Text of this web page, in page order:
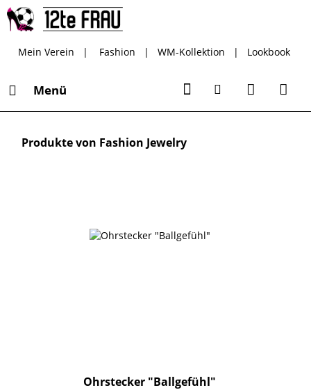
Mein Verein | Fashion | WM-Kollektion | Lookbook
Menü
Produkte von Fashion Jewelry
Ohrstecker "Ballgefühl"